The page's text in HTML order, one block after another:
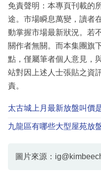
免責聲明：本專頁刊載的
途。市場瞬息萬變，讀者
動掌握市場最新狀況。若
關作者無關。而本集團旗
點，僅屬筆者個人意見，
站對因上述人士張貼之資
責。
太古城上月最新放盤叫價
九龍區有哪些大型屋苑放
圖片來源：